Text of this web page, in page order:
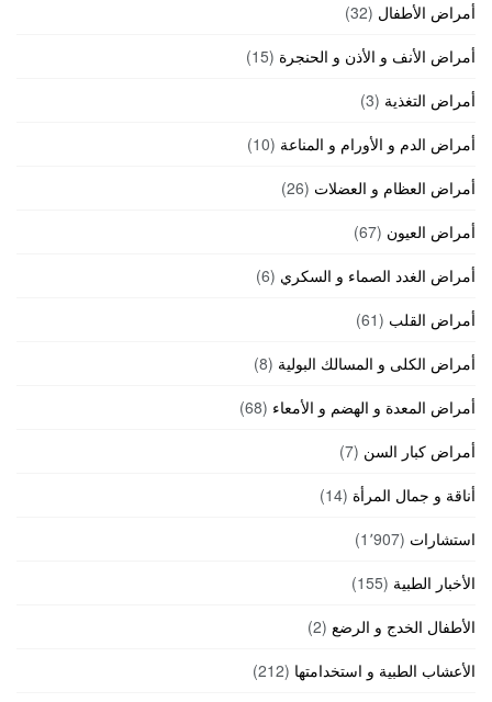
أمراض الأطفال (32)
أمراض الأنف و الأذن و الحنجرة (15)
أمراض التغذية (3)
أمراض الدم و الأورام و المناعة (10)
أمراض العظام و العضلات (26)
أمراض العيون (67)
أمراض الغدد الصماء و السكري (6)
أمراض القلب (61)
أمراض الكلى و المسالك البولية (8)
أمراض المعدة و الهضم و الأمعاء (68)
أمراض كبار السن (7)
أناقة و جمال المرأة (14)
استشارات (1٬907)
الأخبار الطبية (155)
الأطفال الخدج و الرضع (2)
الأعشاب الطبية و استخدامتها (212)